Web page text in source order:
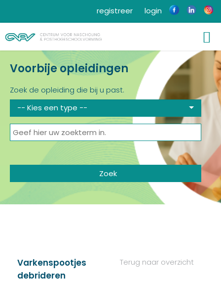
login
registreer
Voorbije opleidingen
Zoek de opleiding die bij u past.
-- Kies een type --
Terug naar overzicht
Varkenspootjes
debrideren